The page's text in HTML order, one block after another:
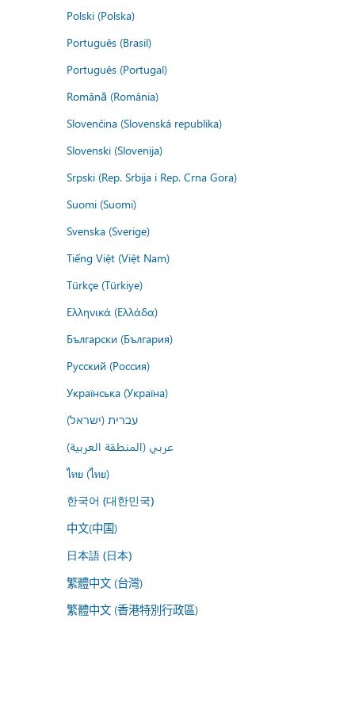
Polski (Polska)
Português (Brasil)
Português (Portugal)
Română (România)
Slovenčina (Slovenská republika)
Slovenski (Slovenija)
Srpski (Rep. Srbija i Rep. Crna Gora)
Suomi (Suomi)
Svenska (Sverige)
Tiếng Việt (Việt Nam)
Türkçe (Türkiye)
Ελληνικά (Ελλάδα)
Български (България)
Русский (Россия)
Українська (Україна)
עברית (ישראל)
عربي (المنطقة العربية)
ไทย (ไทย)
한국어 (대한민국)
中文(中国)
日本語 (日本)
繁體中文 (台灣)
繁體中文 (香港特別行政區)